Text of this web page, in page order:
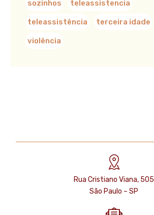
sozinhos teleassistencia
teleassistência terceira idade
violência
Rua Cristiano Viana, 505
São Paulo – SP